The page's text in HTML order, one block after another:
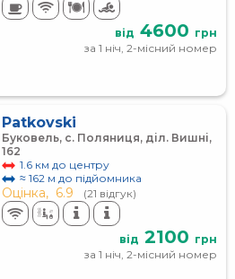
від 4600 грн
за 1 ніч, 2-місний номер
Patkovski
Буковель, с. Поляниця, діл. Вишні,
162
1.6 км до центру
≈ 162 м до підйомника
Оцінка, 6.9 (21 відгук)
від 2100 грн
за 1 ніч, 2-місний номер